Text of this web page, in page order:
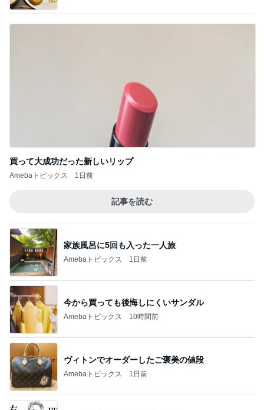
買って大成功だった新しいリップ
Amebaトピックス 1日前
記事を読む
家族風呂に5回も入った一人旅
Amebaトピックス 1日前
今から買っても後悔しにくいサンダル
Amebaトピックス 10時間前
ヴィトンでオーダーしたご褒美の値段
Amebaトピックス 1日前